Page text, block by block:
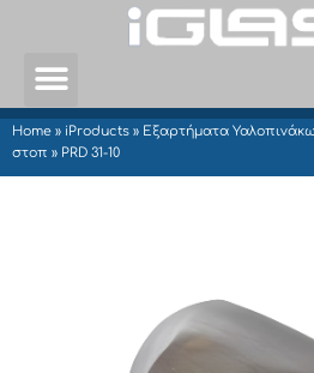
Home » iProducts » Εξαρτήματα
στοπ » PRD 31-10